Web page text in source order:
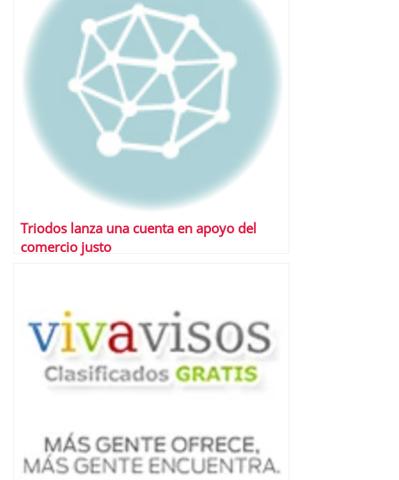
Triodos lanza una cuenta en apoyo del
comercio justo